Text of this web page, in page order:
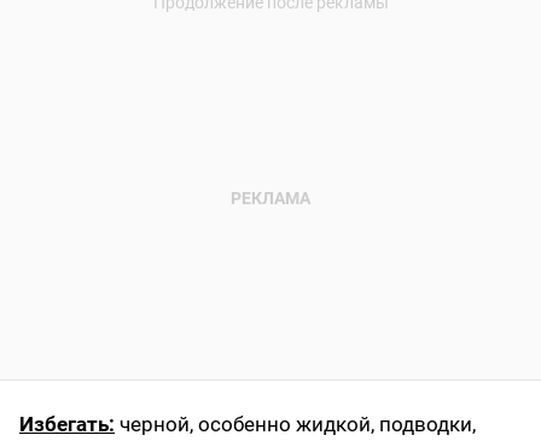
Избегать: черной, особенно жидкой, подводки,